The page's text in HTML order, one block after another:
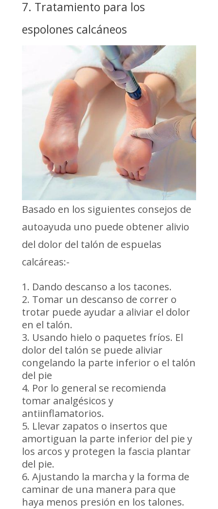
7. Tratamiento para los
espolones calcáneos
Basado en los siguientes consejos de
autoayuda uno puede obtener alivio
del dolor del talón de espuelas
calcáreas:-
Dando descanso a los tacones.
Tomar un descanso de correr o
trotar puede ayudar a aliviar el dolor
en el talón.
Usando hielo o paquetes fríos. El
dolor del talón se puede aliviar
congelando la parte inferior o el talón
del pie
Por lo general se recomienda
tomar analgésicos y
antiinflamatorios.
Llevar zapatos o insertos que
amortiguan la parte inferior del pie y
los arcos y protegen la fascia plantar
del pie.
Ajustando la marcha y la forma de
caminar de una manera para que
haya menos presión en los talones.